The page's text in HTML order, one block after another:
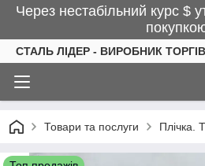
Через нестабільний курс $
СТАЛЬ ЛІДЕР - ВИРОБНИК
Товари та послуги Плічка.